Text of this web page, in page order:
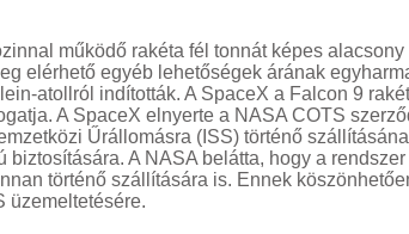
működő rakéta fél tonnát képes
elérhető egyéb lehetőségek árának
atollról indították. A SpaceX a Falcon 9
A SpaceX elnyerte a NASA COTS
Űrállomásra (ISS) történő
A NASA belátta, hogy a rendszer
történő szállítására is. Ennek
üzemeltetésére.